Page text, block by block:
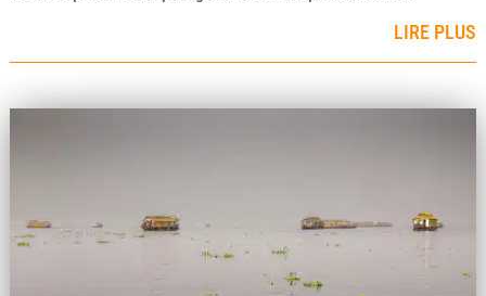
LIRE PLUS